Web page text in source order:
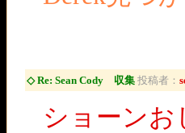
◇ Re: Sean Cody 収集 投稿者：
ショーンお